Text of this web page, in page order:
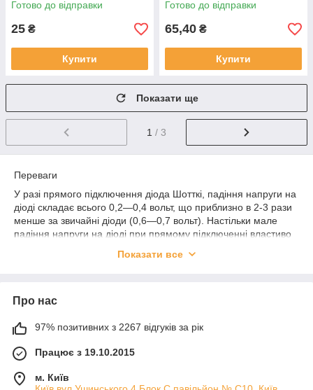
Готово до відправки
25 ₴
Купити
Готово до відправки
65,40 ₴
Купити
Показати ще
1 / 3
Переваги
У разі прямого підключення діода Шотткі, падіння напруги на
діоді складає всього 0,2—0,4 вольт, що приблизно в 2-3 рази
менше за звичайні діоди (0,6—0,7 вольт). Настільки мале
падіння напруги на діоді при прямому підключенні властиво
напруги, напруга на діоді Шотткі майже порівнюється з таким
В теорії бар'єр Шотткі може мати низьку електричну ємність.
Також цікавий він тим, що завдяки відсутності p-n-переходу,
можна підвищити робочу частоту. Ця його особливість дуже
мікросхем, тут він використовується для шунтування
Показати все
Про нас
97% позитивних з 2267 відгуків за рік
Працює з 19.10.2015
м. Київ